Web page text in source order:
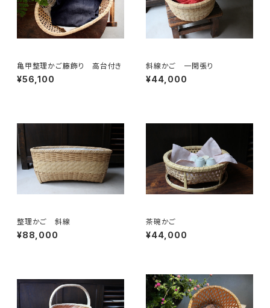
亀甲整理かご籐飾り 高台付き
¥56,100
斜線かご 一閑張り
¥44,000
整理かご 斜線
¥88,000
茶碗かご
¥44,000